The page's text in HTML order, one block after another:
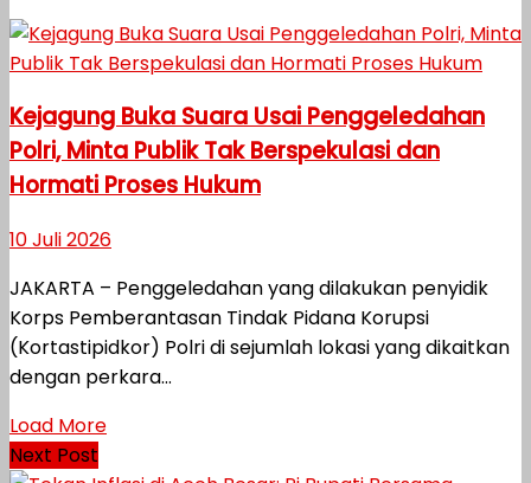
Kejagung Buka Suara Usai Penggeledahan
Polri, Minta Publik Tak Berspekulasi dan
Hormati Proses Hukum
10 Juli 2026
JAKARTA – Penggeledahan yang dilakukan penyidik
Korps Pemberantasan Tindak Pidana Korupsi
(Kortastipidkor) Polri di sejumlah lokasi yang dikaitkan
dengan perkara...
Load More
Next Post